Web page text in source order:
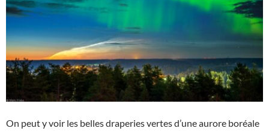
On peut y voir les belles draperies vertes d’une aurore boréale